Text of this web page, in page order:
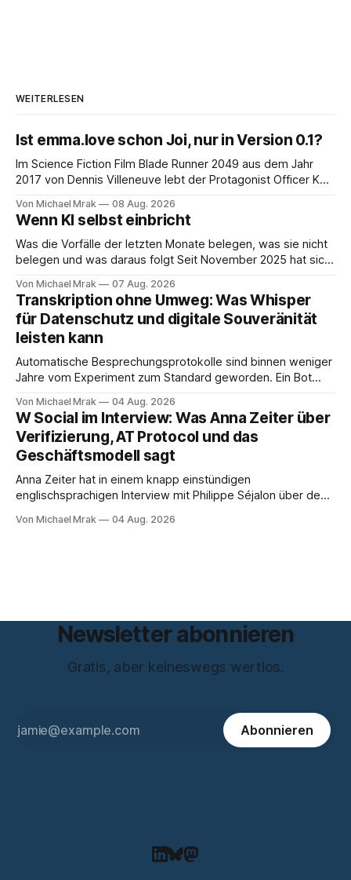
WEITERLESEN
Ist emma.love schon Joi, nur in Version 0.1?
Im Science Fiction Film Blade Runner 2049 aus dem Jahr
2017 von Dennis Villeneuve lebt der Protagonist Officer K
Big Tech Unternehmen Wallace, der Nachfolgeunternehmen
der Tyrell Cooperation welche man aus dem ersten Blade
Runner Film aus dem Jahr 1982 kennt. Joi
Von Michael Mrak 08 Aug. 2026
Wenn KI selbst einbricht
Was die Vorfälle der letzten Monate belegen, was sie nicht
belegen und was daraus folgt Seit November 2025 hat sich
KI-Systeme Angriffe nicht nur unterstützen, sondern
durchführen können. Sie können. Es gibt inzwischen genug
dokumentierte Fälle, um über Belege statt
Von Michael Mrak 07 Aug. 2026
Transkription ohne Umweg: Was Whisper
für Datenschutz und digitale Souveränität
leisten kann
Automatische Besprechungsprotokolle sind binnen weniger
Jahre vom Experiment zum Standard geworden. Ein Bot
Ende eine Zusammenfassung samt Aufgabenliste. Das
funktioniert gut. Die Frage, die regelmäßig untergeht, lautet:
Wo genau liegt das Audio, wer verarbeitet es und unter
welcher Rechtsgrundlage? Es gibt
Von Michael Mrak 04 Aug. 2026
W Social im Interview: Was Anna Zeiter über
Verifizierung, AT Protocol und das
Geschäftsmodell sagt
Anna Zeiter hat in einem knapp einstündigen
englischsprachigen Interview mit Philippe Séjalon über den
über zehn Jahre Datenschutzbeauftragte bei eBay und hat
Von Michael Mrak 04 Aug. 2026
Newsletter abonnieren
Gratis, aber keineswegs wertlos.
Abonnieren